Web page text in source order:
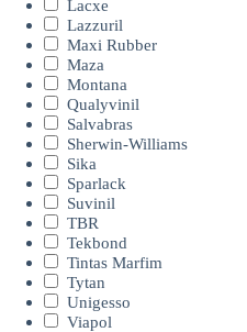
Lacxe
Lazzuril
Maxi Rubber
Maza
Montana
Qualyvinil
Salvabras
Sherwin-Williams
Sika
Sparlack
Suvinil
TBR
Tekbond
Tintas Marfim
Tytan
Unigesso
Viapol